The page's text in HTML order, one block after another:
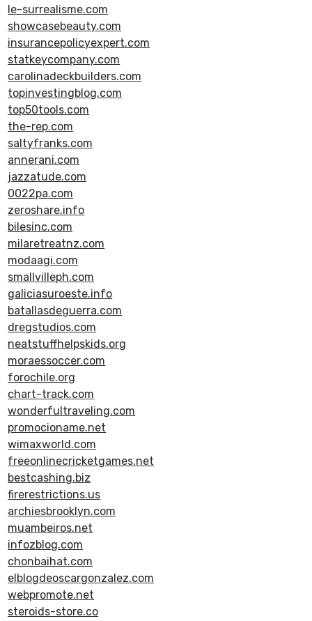
le-surrealisme.com
showcasebeauty.com
insurancepolicyexpert.com
statkeycompany.com
carolinadeckbuilders.com
topinvestingblog.com
top50tools.com
the-rep.com
saltyfranks.com
annerani.com
jazzatude.com
0022pa.com
zeroshare.info
bilesinc.com
milaretreatnz.com
modaagi.com
smallvilleph.com
galiciasuroeste.info
batallasdeguerra.com
dregstudios.com
neatstuffhelpskids.org
moraessoccer.com
forochile.org
chart-track.com
wonderfultraveling.com
promocioname.net
wimaxworld.com
freeonlinecricketgames.net
bestcashing.biz
firerestrictions.us
archiesbrooklyn.com
muambeiros.net
infozblog.com
chonbaihat.com
elblogdeoscargonzalez.com
webpromote.net
steroids-store.co